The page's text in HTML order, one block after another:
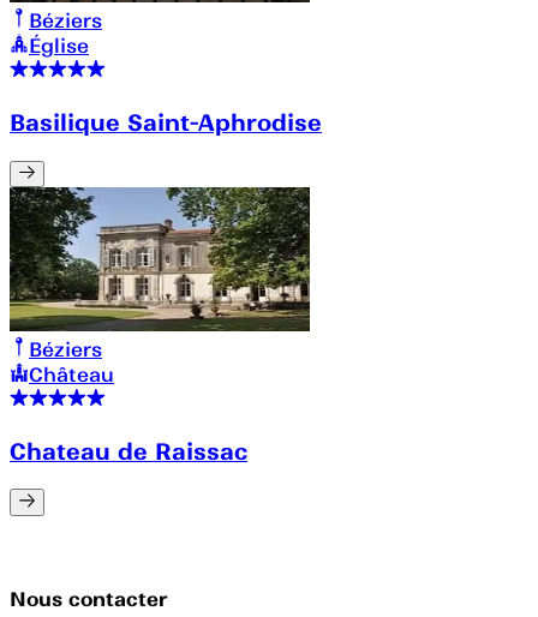
Béziers
Église
Basilique Saint-Aphrodise
Béziers
Château
Chateau de Raissac
Nous contacter